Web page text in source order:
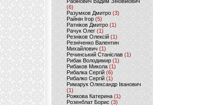
(6)
Разумков Дмитро (3)
Райнін Ігор(5)
Ратніков Дмитро (1)
Рачук Олег (1)
Резніков Олексій(1)
Резніченко Валентин
Михайлович (1)
Речинський Станіслав (1)
Рибак Володимир(1)
Рибаков Микола(1)
Рибалка Сергій (6)
Рибалко Сергій (1)
Римарук Олександр Іванович
(1)
Рожкова Катерина(1)
Розенблат Борис (3)